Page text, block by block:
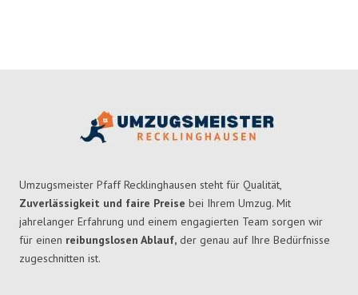
Umzugsmeister Pfaff Recklinghausen steht für Qualität,
Zuverlässigkeit und faire Preise bei Ihrem Umzug. Mit
jahrelanger Erfahrung und einem engagierten Team sorgen wir
für einen reibungslosen Ablauf, der genau auf Ihre Bedürfnisse
zugeschnitten ist.